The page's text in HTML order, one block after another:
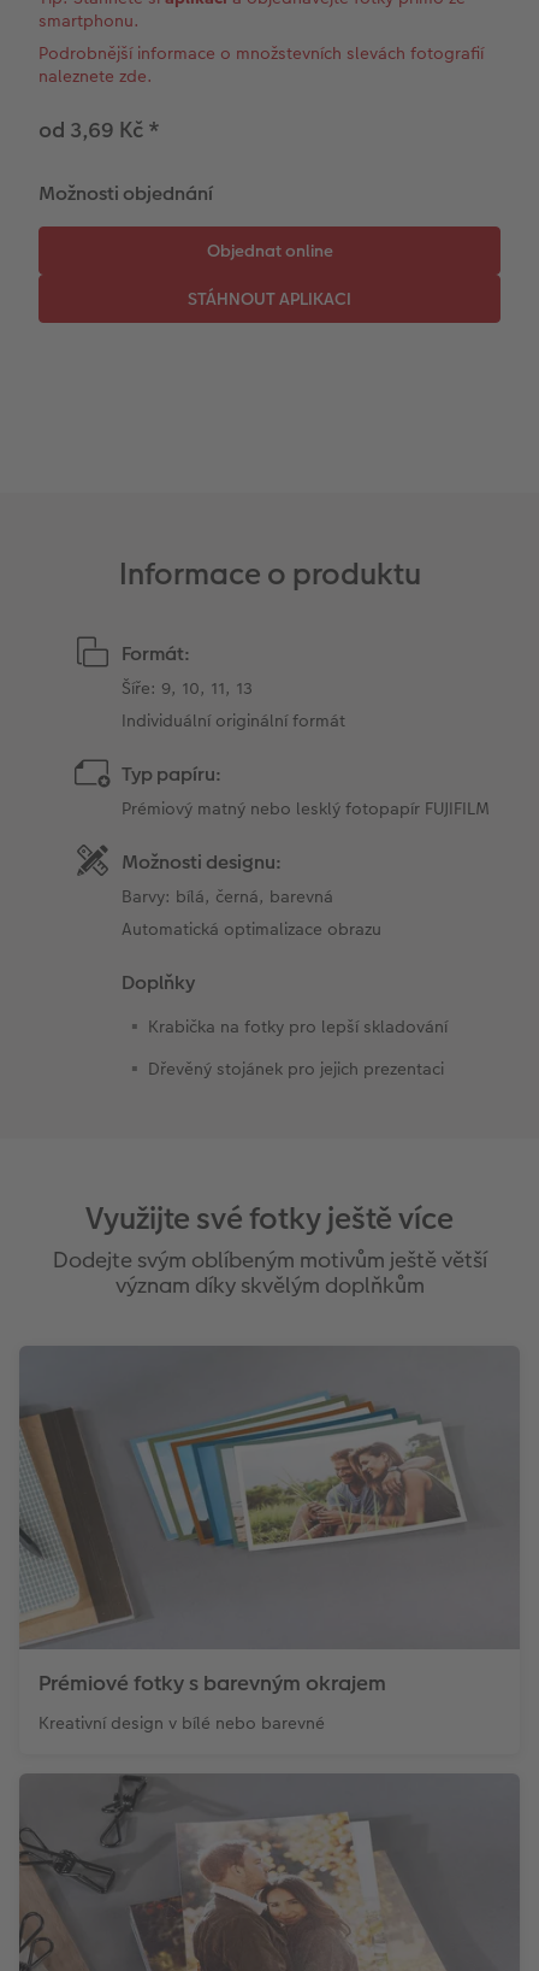
smartphonu.
Podrobnější informace o množstevních slevách fotografií
naleznete zde.
od 3,69 Kč *
Možnosti objednání
Informace o produktu
Formát:
Šíře: 9, 10, 11, 13
Individuální originální formát
Typ papíru:
Prémiový matný nebo lesklý fotopapír FUJIFILM
Možnosti designu:
Barvy: bílá, černá, barevná
Automatická optimalizace obrazu
Doplňky
Krabička na fotky pro lepší skladování
Dřevěný stojánek pro jejich prezentaci
Využijte své fotky ještě více
Dodejte svým oblíbeným motivům ještě větší
význam díky skvělým doplňkům
Prémiové fotky s barevným okrajem
Kreativní design v bílé nebo barevné